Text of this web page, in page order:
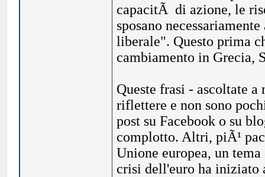
capacitÃ di azione, le
sposano
liberale". Questo prima
cambiamento in Grecia,
Queste frasi - ascoltate
riflettere e non sono
post su Facebook o su
complotto. Altri, piÃ¹
Unione europea, un
crisi dell'euro ha iniziato